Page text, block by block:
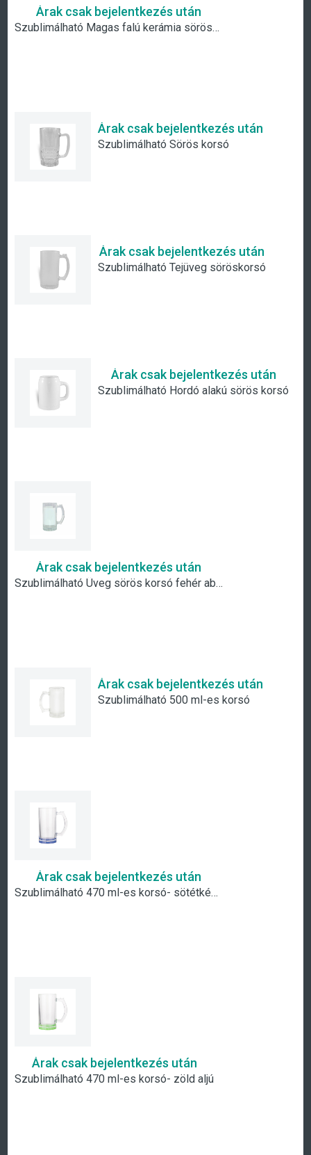
Árak csak bejelentkezés után
Szublimálható Magas falú kerámia söröskorsó
Árak csak bejelentkezés után
Szublimálható Sörös korsó
Árak csak bejelentkezés után
Szublimálható Tejüveg söröskorsó
Árak csak bejelentkezés után
Szublimálható Hordó alakú sörös korsó
Árak csak bejelentkezés után
Szublimálható Üveg sörös korsó fehér ablakkal
Árak csak bejelentkezés után
Szublimálható 500 ml-es korsó
Árak csak bejelentkezés után
Szublimálható 470 ml-es korsó- sötétkék aljú
Árak csak bejelentkezés után
Szublimálható 470 ml-es korsó- zöld aljú